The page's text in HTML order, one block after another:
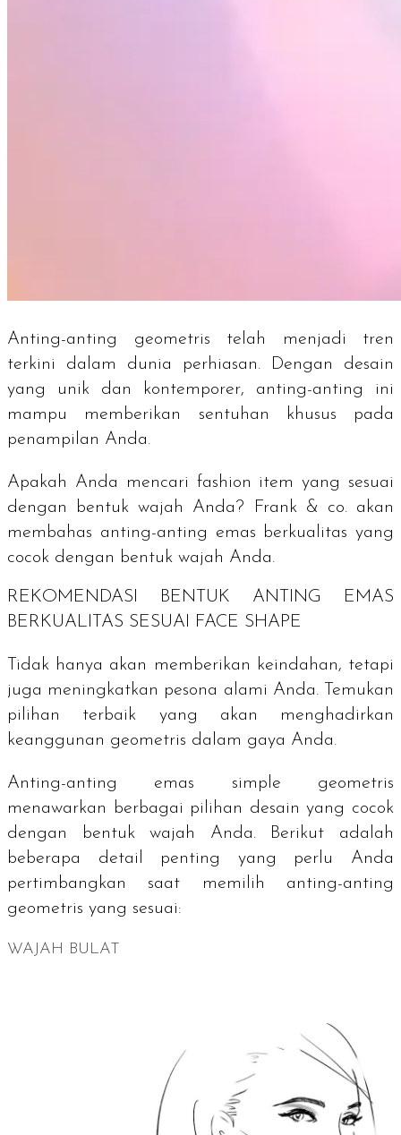
Anting-anting geometris telah menjadi tren
terkini dalam dunia perhiasan. Dengan desain
yang unik dan kontemporer, anting-anting ini
mampu memberikan sentuhan khusus pada
penampilan Anda.
Apakah Anda mencari fashion item yang sesuai
dengan bentuk wajah Anda? Frank & co. akan
membahas anting-anting emas berkualitas yang
cocok dengan bentuk wajah Anda.
REKOMENDASI BENTUK ANTING EMAS
BERKUALITAS SESUAI FACE SHAPE
Tidak hanya akan memberikan keindahan, tetapi
juga meningkatkan pesona alami Anda. Temukan
pilihan terbaik yang akan menghadirkan
keanggunan geometris dalam gaya Anda.
Anting-anting emas simple geometris
menawarkan berbagai pilihan desain yang cocok
dengan bentuk wajah Anda. Berikut adalah
beberapa detail penting yang perlu Anda
pertimbangkan saat memilih anting-anting
geometris yang sesuai:
WAJAH BULAT